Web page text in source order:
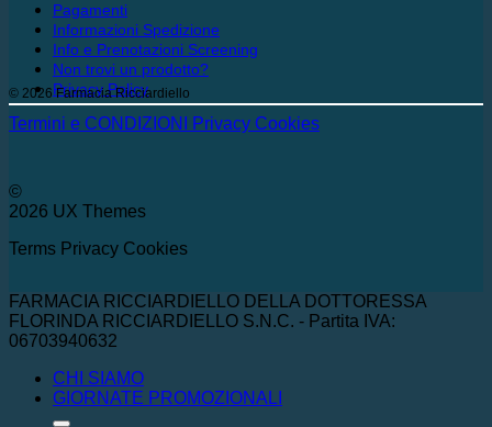
Pagamenti
Informazioni Spedizione
Info e Prenotazioni Screening
Non trovi un prodotto?
Privacy Policy
© 2026 Farmacia Ricciardiello
Termini e CONDIZIONI Privacy Cookies
©
2026 UX Themes
Terms Privacy Cookies
FARMACIA RICCIARDIELLO DELLA DOTTORESSA
FLORINDA RICCIARDIELLO S.N.C. - Partita IVA:
06703940632
CHI SIAMO
GIORNATE PROMOZIONALI